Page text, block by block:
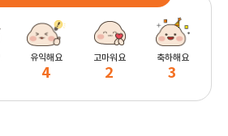
유익해요
4
고마워요
2
축하해요
3